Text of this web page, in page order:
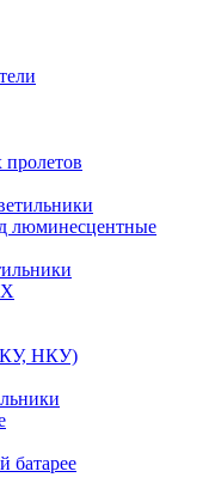
люминесцентные
НКУ)
батарее